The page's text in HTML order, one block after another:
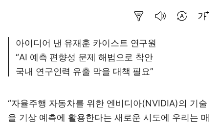
아이디어 낸 유재훈 카이스트 연구원
“AI 예측 편향성 문제 해법으로 착안
국내 연구인력 유출 막을 대책 필요”
“자율주행 자동차를 위한 엔비디아(NVIDIA)의 기술
을 기상 예측에 활용한다는 새로운 시도에 우리는 매